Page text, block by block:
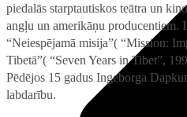
piedalās starptautiskos teātra un
angļu un amerikāņu producentiem.
“Neiespējamā misija”( “Mission:
Tibetā”( “Seven Years in Tibet”,
Pēdējos 15 gadus Ingeborga
labdarību.